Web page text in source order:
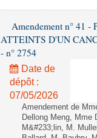
Amendement n° 41
ATTEINTS D'UN
- n° 2754
Date de
dépôt :
07/05/2026
Amendement de
Dellong Meng, Mme
M&#233;lin, M.